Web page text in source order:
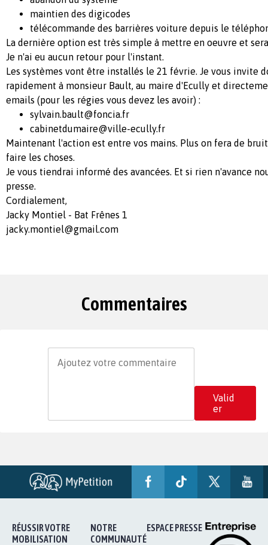
maintien des digicodes
télécommande des barrières voiture depuis le
La dernière option est très simple à mettre en oeuvre et
Je n'ai eu aucun retour pour l'instant.
Les systèmes vont être installés le 21 févrie. Je vous invite
rapidement à monsieur Bault, au maire d'Ecully et
emails (pour les régies vous devez les avoir) :
sylvain.bault@foncia.fr
cabinetdumaire@ville-ecully.fr
Maintenant l'action est entre vos mains. Plus on fera de
faire les choses.
Je vous tiendrai informé des avancées. Et si rien n'avance
presse.
Cordialement,
Jacky Montiel - Bat Frênes 1
jacky.montiel@gmail.com
Commentaires
Valid
er
RÉUSSIR VOTRE
MOBILISATION
NOTRE
COMMUNAUTÉ
ESPACE PRESSE